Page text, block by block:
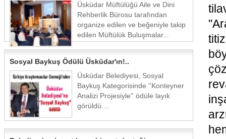
Üsküdar Müftülüğü Aile ve Dini
Rehberlik Bürosu tarafından
organize edilen ve beğeniyle takip
edilen Müftülük Buluşmalar...
Sosyal Baykuş Ödülü Üsküdar'ın!..
Üsküdar Belediyesi, Sosyal
Baykuş Kategorisinde ''Konteyner
Analizi Projesiyle'' ödüle layık
görüldü....